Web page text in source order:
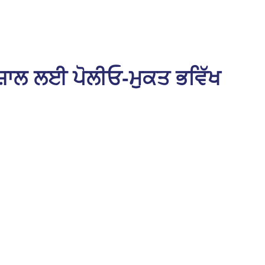
ਲਈ ਪੋਲੀਓ-ਮੁਕਤ ਭਵਿੱਖ